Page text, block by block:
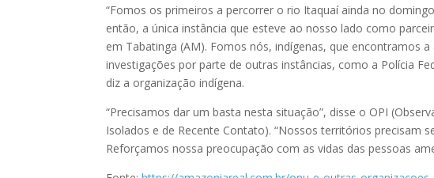
“Fomos os primeiros a percorrer o rio Itaquaí ainda no
então, a única instância que esteve ao nosso lado como
em Tabatinga (AM). Fomos nós, indígenas, que encontramos
investigações por parte de outras instâncias, como a Polícia
diz a organização indígena.
“Precisamos dar um basta nesta situação”, disse o OPI
Isolados e de Recente Contato). “Nossos territórios precisam
Reforçamos nossa preocupação com as vidas das pessoas